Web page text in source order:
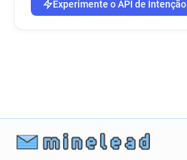
z********@letelegramme.fr
h********@letelegramme.fr
Experimente o API de